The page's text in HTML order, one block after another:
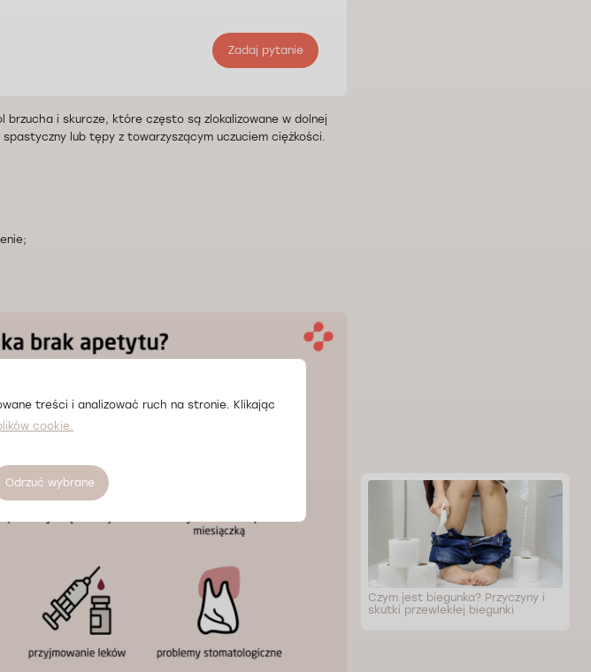
Zadaj pytanie
brzucha i skurcze, które często są zlokalizowane w dolnej
lub tępy z towarzyszącym uczuciem ciężkości.
Czym jest biegunka? Przyczyny i
skutki przewlekłej biegunki
treści i analizować ruch na stronie. Klikając
cookie.
Odrzuć wybrane